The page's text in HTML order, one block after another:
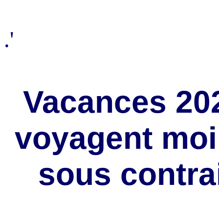
.'
Vacances
voyagent
sous